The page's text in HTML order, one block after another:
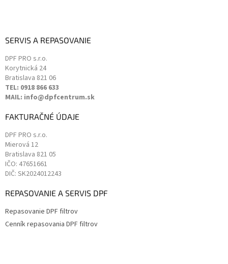
SERVIS A REPASOVANIE
DPF PRO s.r.o.
Korytnická 24
Bratislava 821 06
TEL: 0918 866 633
MAIL: info@dpfcentrum.sk
FAKTURAČNÉ ÚDAJE
DPF PRO s.r.o.
Mierová 12
Bratislava 821 05
IČO: 47651661
DIČ: SK2024012243
REPASOVANIE A SERVIS DPF
Repasovanie DPF filtrov
Cenník repasovania DPF filtrov